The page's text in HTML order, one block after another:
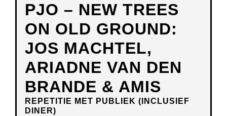
PJO – NEW TREES
ON OLD GROUND:
JOS MACHTEL,
ARIADNE VAN DEN
BRANDE & AMIS
REPETITIE MET PUBLIEK (INCLUSIEF
DINER)